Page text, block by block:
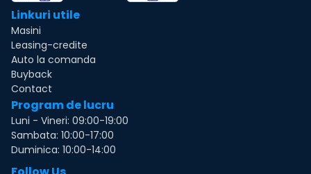
Linkuri utile
Masini
Leasing-credite
Auto la comanda
Buyback
Contact
Program de lucru
Luni - Vineri: 09:00-19:00
Sambata: 10:00-17:00
Duminica: 10:00-14:00